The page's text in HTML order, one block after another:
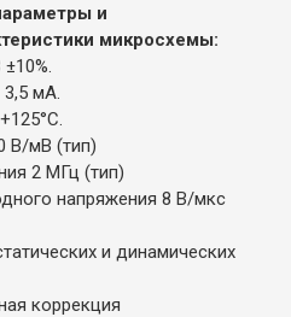
и
микросхемы:
3,5 мА.
В/мВ (тип)
2 МГц (тип)
напряжения 8 В/мкс
и динамических
коррекция